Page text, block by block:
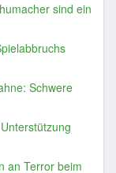
sind ein
Schwere
an Terror beim